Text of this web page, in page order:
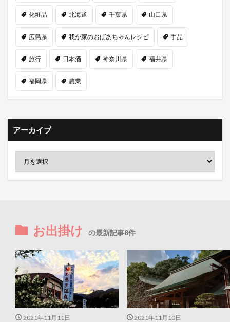
化粧品 北海道 千葉県 山口県
広島県 我が家のおばあちゃんレシピ 手品
旅行 日本酒 神奈川県 福井県
福岡県 農業
アーカイブ
お出掛け の最新記事8件
2021年11月11日
2021年11月10日